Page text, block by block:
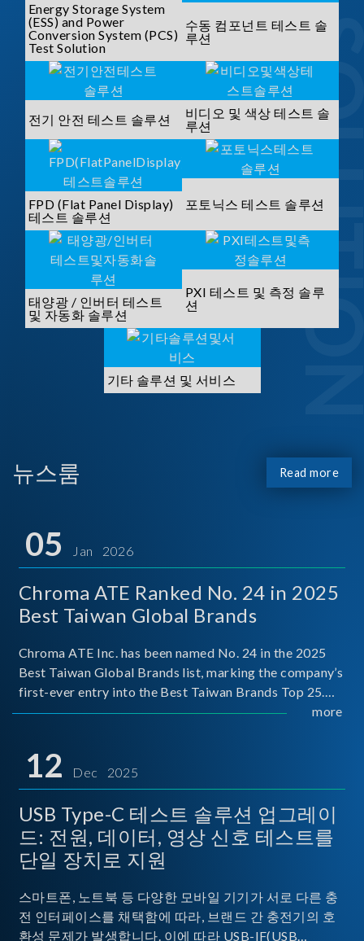
Energy Storage System
(ESS) and Power
Conversion System (PCS)
Test Solution
수동 컴포넌트 테스트 솔
루션
전기 안전 테스트 솔루션
비디오 및 색상 테스트 솔
루션
FPD (Flat Panel Display)
테스트 솔루션
포토닉스 테스트 솔루션
태양광 / 인버터 테스트
및 자동화 솔루션
PXI 테스트 및 측정 솔루
션
기타 솔루션 및 서비스
뉴스룸 Read more
05 Jan 2026
Chroma ATE Ranked No. 24 in 2025
Best Taiwan Global Brands
Chroma ATE Inc. has been named No. 24 in the 2025
Best Taiwan Global Brands list, marking the company’s
first-ever entry into the Best Taiwan Brands Top 25.
This recognition represents a significant milestone for
more
12 Dec 2025
USB Type-C 테스트 솔루션 업그레이
드: 전원, 데이터, 영상 신호 테스트를
단일 장치로 지원
스마트폰, 노트북 등 다양한 모바일 기기가 서로 다른 충
전 인터페이스를 채택함에 따라, 브랜드 간 충전기의 호
환성 문제가 발생합니다. 이에 따라 USB-IF(USB